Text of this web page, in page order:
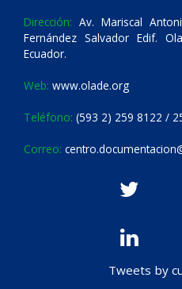
Dirección: Av. Mariscal
Fernández Salvador Edif.
Ecuador.
Web: www.olade.org
Teléfono: (593 2) 259 8122 /
Correo:
Tweets by